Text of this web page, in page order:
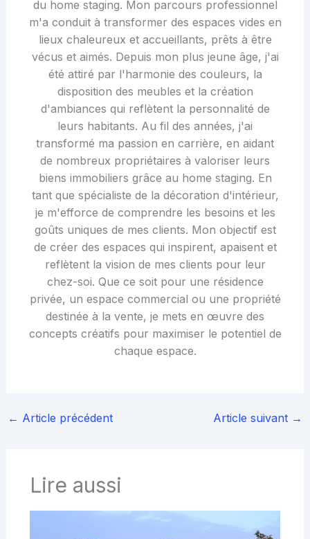
du home staging. Mon parcours professionnel
m'a conduit à transformer des espaces vides en
lieux chaleureux et accueillants, prêts à être
vécus et aimés. Depuis mon plus jeune âge, j'ai
été attiré par l'harmonie des couleurs, la
disposition des meubles et la création
d'ambiances qui reflètent la personnalité de
leurs habitants. Au fil des années, j'ai
transformé ma passion en carrière, en aidant
de nombreux propriétaires à valoriser leurs
biens immobiliers grâce au home staging. En
tant que spécialiste de la décoration d'intérieur,
je m'efforce de comprendre les besoins et les
goûts uniques de mes clients. Mon objectif est
de créer des espaces qui inspirent, apaisent et
reflètent la vision de mes clients pour leur
chez-soi. Que ce soit pour une résidence
privée, un espace commercial ou une propriété
destinée à la vente, je mets en œuvre des
concepts créatifs pour maximiser le potentiel de
chaque espace.
← Article précédent Article suivant →
Lire aussi